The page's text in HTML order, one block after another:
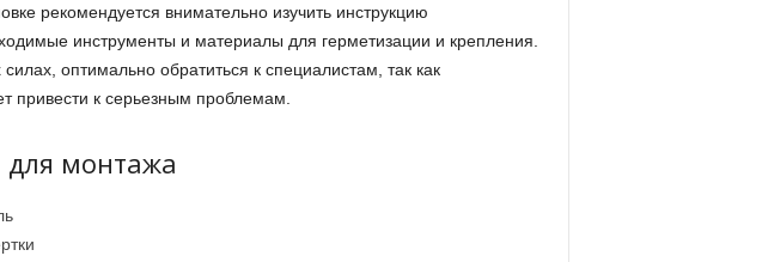
рекомендуется внимательно изучить инструкцию
инструменты и материалы для герметизации и крепления.
оптимально обратиться к специалистам, так как
привести к серьезным проблемам.
для монтажа